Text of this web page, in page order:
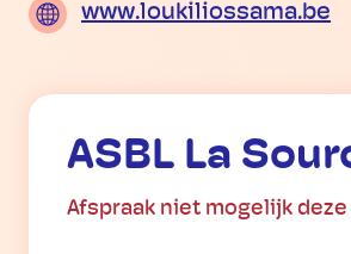
www.loukiliossama.be
ASBL La
Afspraak niet mogelijk deze